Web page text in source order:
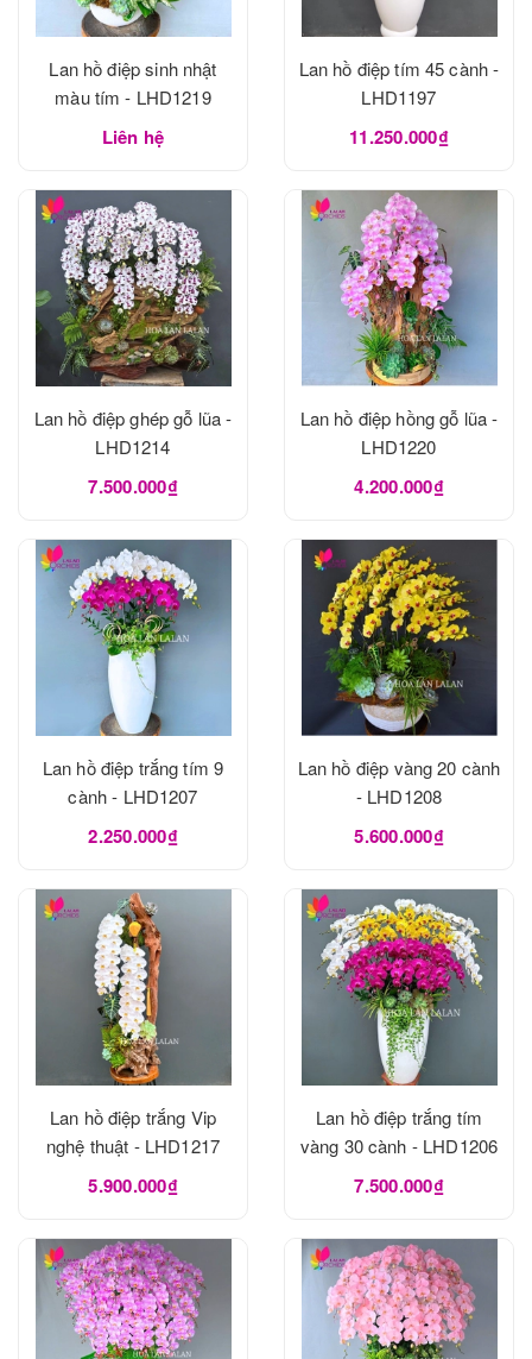
Lan hồ điệp sinh nhật
màu tím - LHD1219
Liên hệ
Lan hồ điệp tím 45 cành -
LHD1197
11.250.000₫
Lan hồ điệp ghép gỗ lũa -
LHD1214
7.500.000₫
Lan hồ điệp hồng gỗ lũa -
LHD1220
4.200.000₫
Lan hồ điệp trắng tím 9
cành - LHD1207
2.250.000₫
Lan hồ điệp vàng 20 cành
- LHD1208
5.600.000₫
Lan hồ điệp trắng Vip
nghệ thuật - LHD1217
5.900.000₫
Lan hồ điệp trắng tím
vàng 30 cành - LHD1206
7.500.000₫